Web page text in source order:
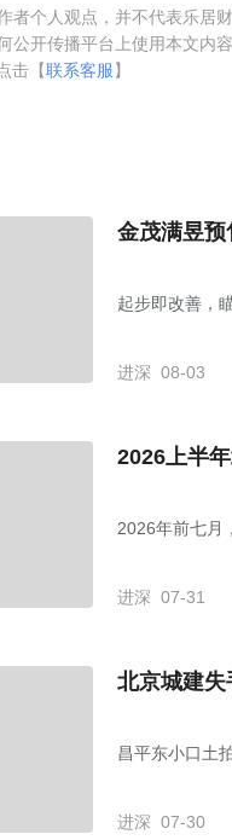
者个人观点，并不代表乐居
公开传播平台上使用本文内
击【联系客服】
金茂满昱
起步即改善，
进深 08-03
2026上半
2026年前七月
进深 07-31
北京城建失
昌平东小口土
进深 07-30